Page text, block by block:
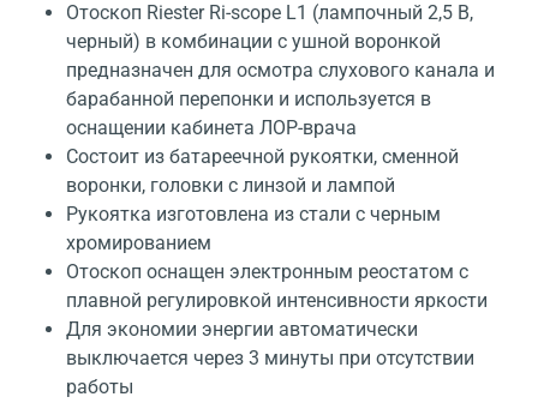
Отоскоп Riester Ri-scope L1 (лампочный 2,5 В,
черный) в комбинации с ушной воронкой
предназначен для осмотра слухового канала и
барабанной перепонки и используется в
оснащении кабинета ЛОР-врача
Состоит из батареечной рукоятки, сменной
воронки, головки с линзой и лампой
Рукоятка изготовлена из стали с черным
хромированием
Отоскоп оснащен электронным реостатом с
плавной регулировкой интенсивности яркости
Для экономии энергии автоматически
выключается через 3 минуты при отсутствии
работы